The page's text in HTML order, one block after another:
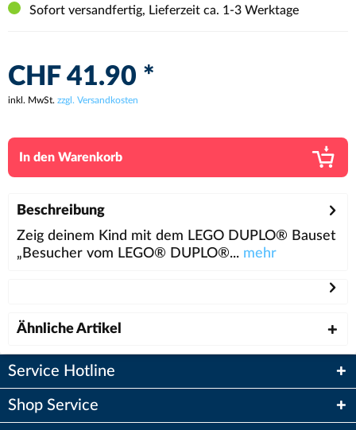
Sofort versandfertig, Lieferzeit ca. 1-3 Werktage
CHF 41.90 *
inkl. MwSt. zzgl. Versandkosten
In den Warenkorb
Beschreibung
Zeig deinem Kind mit dem LEGO DUPLO® Bauset
„Besucher vom LEGO® DUPLO®... mehr
Ähnliche Artikel
Service Hotline
Shop Service